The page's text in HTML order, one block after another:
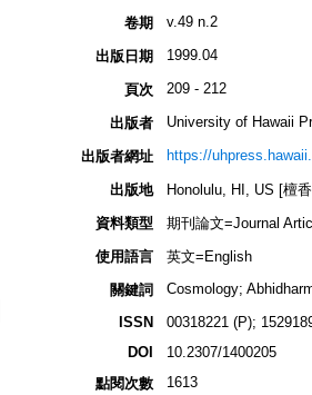
卷期 v.49 n.2
出版日期 1999.04
頁次 209 - 212
出版者 University of Hawaii
出版者網址 https://
出版地
Honolulu, HI, US [檀
資料類型
期刊論文=Journal
使用語言
英文=English
關鍵詞
Cosmology;
ISSN
00318221 (P);
DOI
10.2307/1400205
點閱次數
1613